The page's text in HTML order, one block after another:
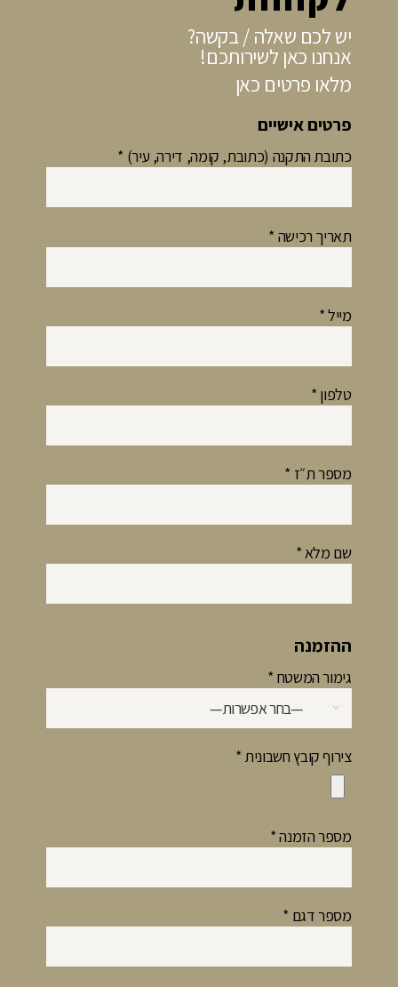
יש לכם שאלה / בקשה?
אנחנו כאן לשירותכם!
מלאו פרטים כאן
פרטים אישיים
שם מלא*
מספר ת״ז *
טלפון *
מייל*
תאריך רכישה *
כתובת התקנה (כתובת, קומה, דירה, עיר) *
ההזמנה
מספר דגם *
מספר הזמנה*
צירוף קובץ חשבונית *
גימור המשטח *